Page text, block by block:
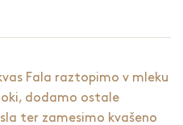
Fala raztopimo v mleku
dodamo ostale
ter zamesimo kvašeno